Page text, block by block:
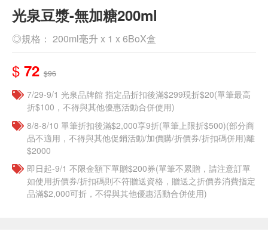
光泉豆漿-無加糖200ml
◎規格： 200ml毫升 x 1 x 6BoX盒
$ 72 $96
7/29-9/1 光泉品牌館 指定品折扣後滿$299現折$20(單筆最高
折$100，不得與其他優惠活動合併使用)
8/8-8/10 單筆折扣後滿$2,000享9折(單筆上限折$500)(部分商
品不適用，不得與其他促銷活動/加價購/折價券/折扣碼併用)離
$2000
即日起-9/1 不限金額下單贈$200券(單筆不累贈，請注意訂單
如使用折價券/折扣碼則不符贈送資格，贈送之折價券消費指定
品滿$2,000可折，不得與其他優惠活動合併使用)